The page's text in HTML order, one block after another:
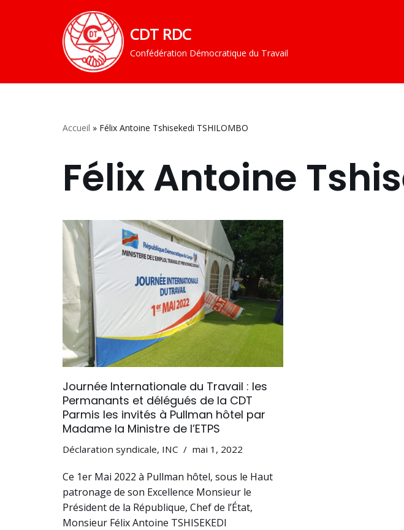
CDT RDC
Confédération Démocratique du Travail
Accueil » Félix Antoine Tshisekedi TSHILOMBO
Félix Antoine
Journée Internationale du Travail : les
Permanants et délégués de la CDT
Parmis les invités à Pullman hôtel par
Madame la Ministre de l’ETPS
Déclaration syndicale, INC mai 1, 2022
Ce 1er Mai 2022 à Pullman hôtel, sous le Haut
patronage de son Excellence Monsieur le
Président de la République, Chef de l’État,
Monsieur Félix Antoine TSHISEKEDI